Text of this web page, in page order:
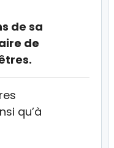
de sa
de
qu’à